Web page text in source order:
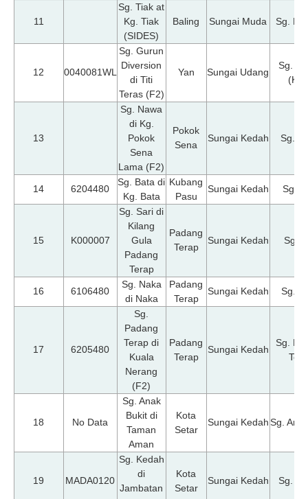
11
Sg. Tiak at
Kg. Tiak
(SIDES)
Baling Sungai Muda Sg.
12 0040081WL
Sg. Gurun
Diversion
di Titi
Teras (F2)
Yan Sungai Udang
Sg.
13
Sg. Nawa
di Kg.
Pokok
Sena
Lama (F2)
Pokok
Sena
Sungai Kedah Sg.
14 6204480
Sg. Bata di
Kg. Bata
Kubang
Pasu
Sungai Kedah Sg.
15 K000007
Sg. Sari di
Kilang
Gula
Padang
Terap
Padang
Terap
Sungai Kedah Sg.
16 6106480
Sg. Naka
di Naka
Padang
Terap
Sungai Kedah Sg.
17 6205480
Sg.
Padang
Terap di
Kuala
Nerang
(F2)
Padang
Terap
Sungai Kedah
Sg.
18 No Data
Sg. Anak
Bukit di
Taman
Aman
Kota
Setar
Sungai KedahSg.
19 MADA0120
Sg. Kedah
di
Jambatan
Kota
Setar
Sungai Kedah Sg.